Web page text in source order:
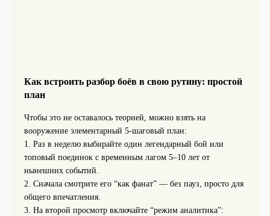
Как встроить разбор боёв в свою рутину: простой
план
Чтобы это не оставалось теорией, можно взять на
вооружение элементарный 5-шаговый план:
1. Раз в неделю выбирайте один легендарный бой или
топовый поединок с временным лагом 5–10 лет от
нынешних событий.
2. Сначала смотрите его “как фанат” — без пауз, просто для
общего впечатления.
3. На второй просмотр включайте “режим аналитика”: